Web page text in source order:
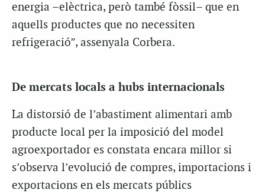
energia –elèctrica, però també fòssil– que en
aquells productes que no necessiten
refrigeració”, assenyala Corbera.
De mercats locals a hubs internacionals
La distorsió de l’abastiment alimentari amb
producte local per la imposició del model
agroexportador es constata encara millor si
s’observa l’evolució de compres, importacions i
exportacions en els mercats públics